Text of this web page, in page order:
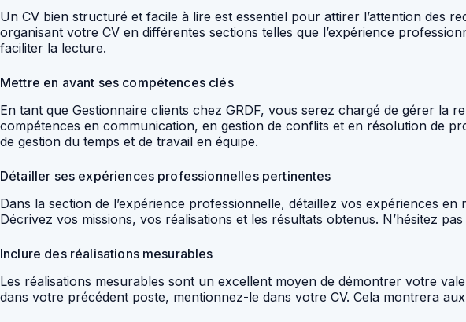
Un CV bien structuré et facile à lire est essentiel pour attirer l’attention des
organisant votre CV en différentes sections telles que l’expérience
faciliter la lecture.
Mettre en avant ses compétences clés
En tant que Gestionnaire clients chez GRDF, vous serez chargé de gérer
compétences en communication, en gestion de conflits et en résolution de
de gestion du temps et de travail en équipe.
Détailler ses expériences professionnelles pertinentes
Dans la section de l’expérience professionnelle, détaillez vos expériences
Décrivez vos missions, vos réalisations et les résultats obtenus. N’hésitez
Inclure des réalisations mesurables
Les réalisations mesurables sont un excellent moyen de démontrer votre
dans votre précédent poste, mentionnez-le dans votre CV. Cela montrera